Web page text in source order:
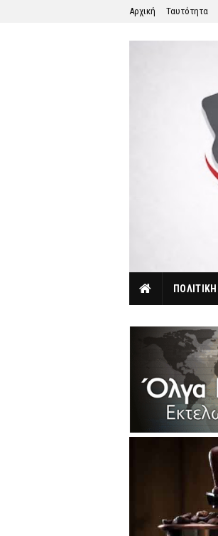
Αρχική Ταυτότητα
ΠΟΛΙΤΙΚΗ